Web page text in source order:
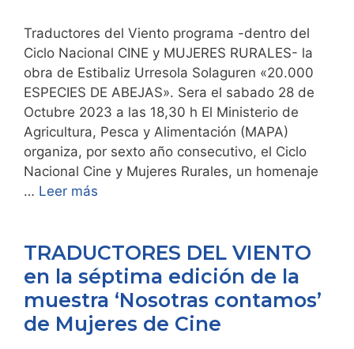
Traductores del Viento programa -dentro del
Ciclo Nacional CINE y MUJERES RURALES- la
obra de Estibaliz Urresola Solaguren «20.000
ESPECIES DE ABEJAS». Sera el sabado 28 de
Octubre 2023 a las 18,30 h El Ministerio de
Agricultura, Pesca y Alimentación (MAPA)
organiza, por sexto año consecutivo, el Ciclo
Nacional Cine y Mujeres Rurales, un homenaje
… Leer más
TRADUCTORES DEL VIENTO
en la séptima edición de la
muestra ‘Nosotras contamos’
de Mujeres de Cine